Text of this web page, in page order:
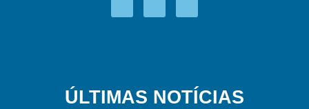
ÚLTIMAS NOTÍCIAS